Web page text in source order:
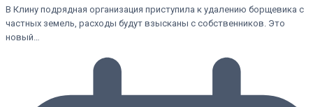
В Клину подрядная организация приступила к удалению борщевика с
частных земель, расходы будут взысканы с собственников. Это
новый…